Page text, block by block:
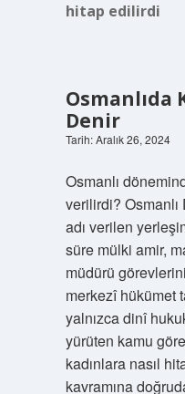
hitap edilirdi
Osmanlıda
Denir
Tarih: Aralık 26, 2024
Osmanlı
verilirdi? Osmanlı
adı verilen
süre mülki amir,
müdürü
merkezî hükümet
yalnızca dinî
yürüten kamu
kadınlara nasıl
kavramına